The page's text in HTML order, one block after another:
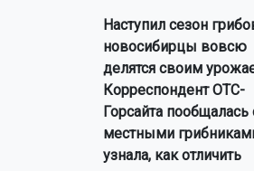
Наступил сезон
новосибирцы вовсю
делятся своим
Корреспондент ОТС-
Горсайта пообщалась
местными
узнала, как отличить